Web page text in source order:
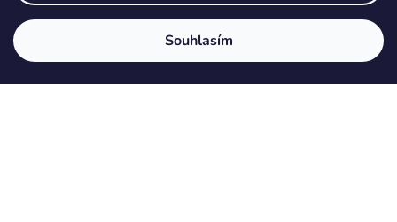
Souhlasím
každý sáček semínek vystačí na 2 úrody žijte
vaší…
Hrášek
pro
texturu